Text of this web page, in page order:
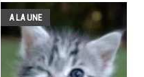
A LA UNE